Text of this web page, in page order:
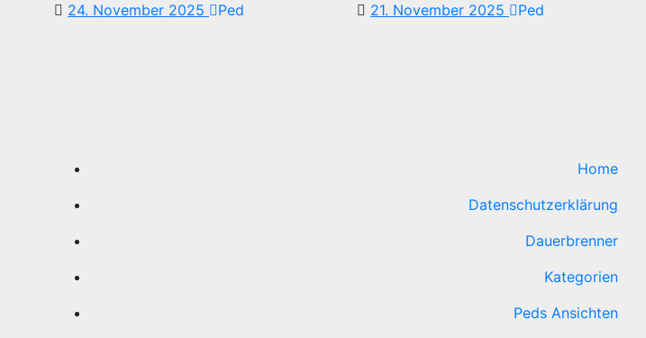
24. November 2025 Ped 21. November 2025 Ped
Home
Datenschutzerklärung
Dauerbrenner
Kategorien
Peds Ansichten